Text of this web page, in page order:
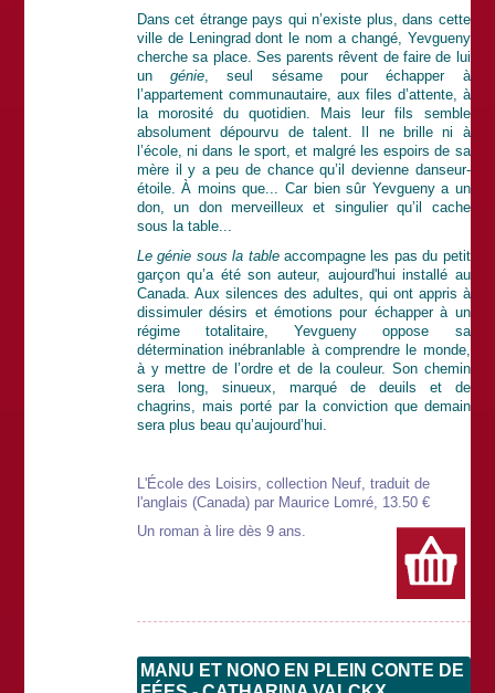
Dans cet étrange pays qui n’existe plus, dans cette
ville de Leningrad dont le nom a changé, Yevgueny
cherche sa place. Ses parents rêvent de faire de lui
ungénie, seul sésame pour échapper à
l’appartement communautaire, aux files d’attente, à
la morosité du quotidien. Mais leur fils semble
absolument dépourvu de talent. Il ne brille ni à
l’école, ni dans le sport, et malgré les espoirs de sa
mère il y a peu de chance qu’il devienne danseur-
étoile. À moins que... Car bien sûr Yevgueny a un
don, un don merveilleux et singulier qu’il cache
sous la table...
Le génie sous la tableaccompagne les pas du petit
garçon qu’a été son auteur, aujourd'hui installé au
Canada. Aux silences des adultes, qui ont appris à
dissimuler désirs et émotions pour échapper à un
régime totalitaire, Yevgueny oppose sa
détermination inébranlable à comprendre le monde,
à y mettre de l’ordre et de la couleur. Son chemin
sera long, sinueux, marqué de deuils et de
chagrins, mais porté par la conviction que demain
sera plus beau qu’aujourd’hui.
L'École des Loisirs, collection Neuf, traduit de
l'anglais (Canada) par Maurice Lomré, 13.50 €
Un roman à lire dès 9 ans.
MANU ET NONO EN PLEIN CONTE DE